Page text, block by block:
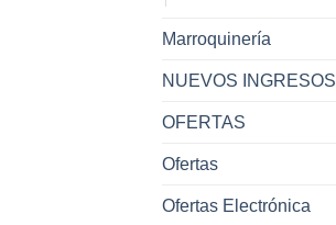
Marroquinería
NUEVOS INGRESOS
OFERTAS
Ofertas
Ofertas Electrónica